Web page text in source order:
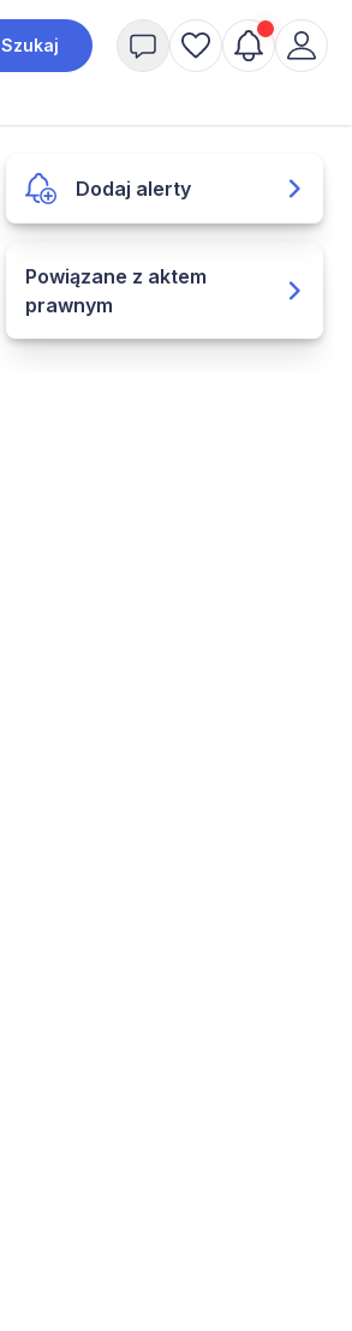
Szukaj
Dodaj alerty
Powiązane z aktem
prawnym